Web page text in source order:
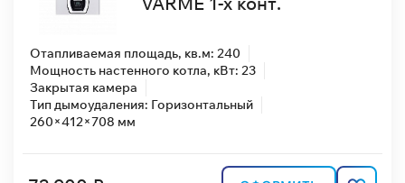
Отапливаемая площадь, кв.м: 240
Мощность настенного котла, кВт: 23
Закрытая камера
Тип дымоудаления: Горизонтальный
260×412×708 мм